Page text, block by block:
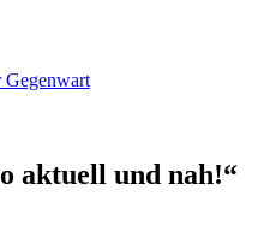
aktuell und nah!“